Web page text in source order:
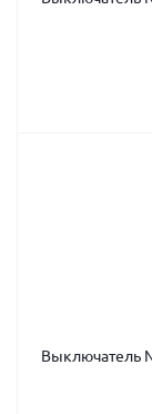
Выключатель